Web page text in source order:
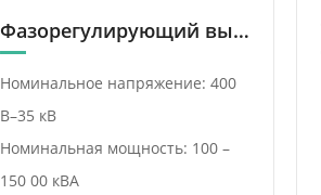
Фазорегулирующий выпрямительный трансформаторный завод
Номинальное напряжение: 400
В–35 кВ
Номинальная мощность: 100 –
150 00 кВА